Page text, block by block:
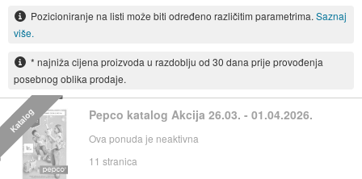
Pozicioniranje na listi može biti određeno različitim parametrima. Saznaj
više.
* najniža cijena proizvoda u razdoblju od 30 dana prije provođenja
posebnog oblika prodaje.
Pepco katalog Akcija 26.03. - 01.04.2026.
Ova ponuda je neaktivna
11 stranica
Katalog